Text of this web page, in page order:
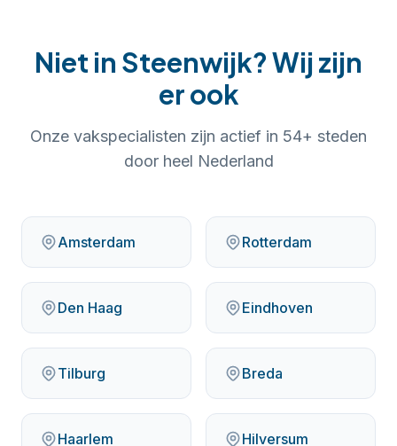
Niet in Steenwijk? Wij zijn
er ook
Onze vakspecialisten zijn actief in 54+ steden
door heel Nederland
Amsterdam Rotterdam
Den Haag Eindhoven
Tilburg Breda
Haarlem Hilversum